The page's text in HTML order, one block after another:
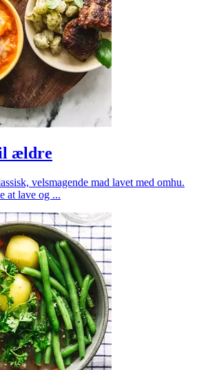
ældre
velsmagende mad lavet med omhu.
at lave og ...